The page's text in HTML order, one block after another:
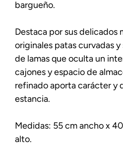
bargueño.
Destaca por sus delicados
originales patas curvadas
de lamas que oculta un
cajones y espacio de
refinado aporta carácter y
estancia.
Medidas: 55 cm ancho x
alto.